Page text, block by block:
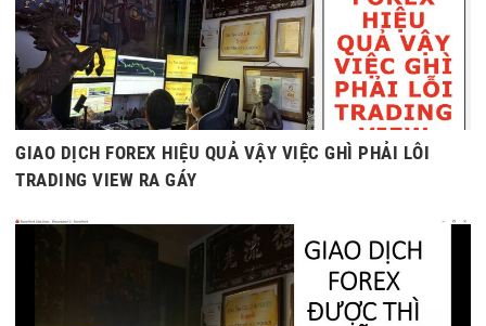
GIAO DỊCH FOREX HIỆU QUẢ VẬY VIỆC GHÌ PHẢI LỖI
TRADING VIEW RA GÁY